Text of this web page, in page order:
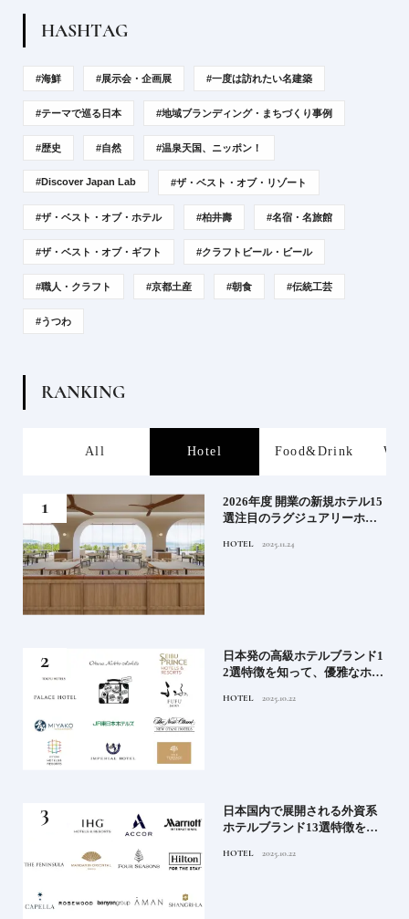
HASHTAG
#海鮮 #展示会・企画展 #一度は訪れたい名建築
#テーマで巡る日本 #地域ブランディング・まちづくり事例
#歴史 #自然 #温泉天国、ニッポン！
#Discover Japan Lab #ザ・ベスト・オブ・リゾート
#ザ・ベスト・オブ・ホテル #柏井壽 #名宿・名旅館
#ザ・ベスト・オブ・ギフト #クラフトビール・ビール
#職人・クラフト #京都土産 #朝食 #伝統工芸
#うつわ
RANKING
All Hotel Food&Drink
2026年度 開業の新規ホテル15
選注目のラグジュアリーホテ
ィホテルまでご紹介【前編】
HOTEL 2025.11.24
日本発の高級ホテルブランド1
2選特徴を知って、優雅なホテ
ンド大解剖①
HOTEL 2025.10.22
日本国内で展開される外資系
ホテルブランド13選特徴を知
満喫｜ホテルブランド大解剖
HOTEL 2025.10.22